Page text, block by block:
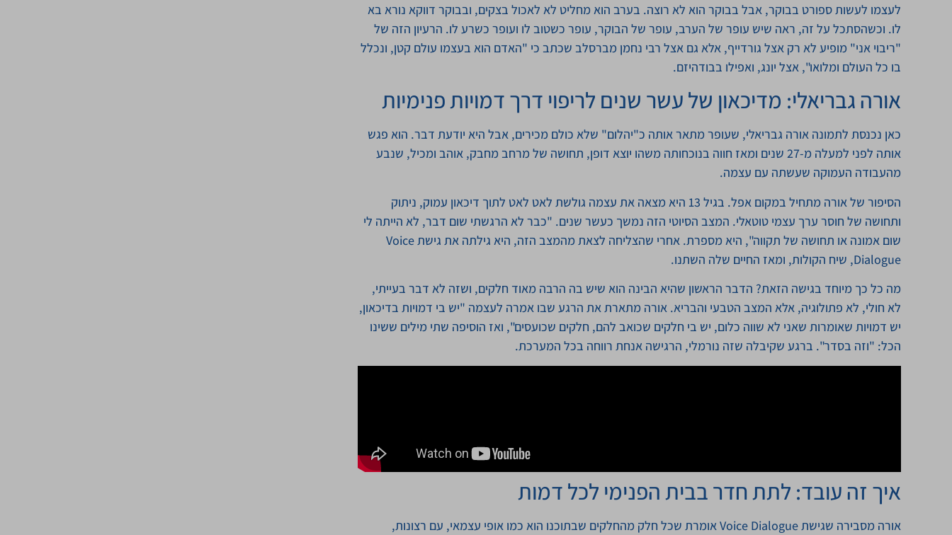
לעצמו לעשות ספורט בבוקר, אבל בבוקר הוא לא רוצה. בערב הוא מחליט לא לאכול בצקים, ובבוקר דווקא נורא בא
לו. וכשהסתכל על זה, ראה שיש עופר של הערב, עופר של הבוקר, עופר כשטוב לו ועופר כשרע לו. הרעיון הזה של
"ריבוי אני" מופיע לא רק אצל גורדייף, אלא גם אצל רבי נחמן מברסלב שכתב כי "האדם הוא בעצמו עולם קטן, ונכלל
בו כל העולם ומלואו", אצל יונג, ואפילו בבודהיזם.
אורה גבריאלי: מדיכאון של עשר שנים לריפוי דרך דמויות פנימיות
כאן נכנסת לתמונה אורה גבריאלי, שעופר מתאר אותה כ"יהלום" שלא כולם מכירים, אבל היא יודעת דבר. הוא פגש
אותה לפני למעלה מ-27 שנים ומאז חווה בנוכחותה משהו יוצא דופן, תחושה של מרחב מחבק, אוהב ומכיל, שנבע
מהעבודה העמוקה שעשתה עם עצמה.
הסיפור של אורה מתחיל במקום אפל. בגיל 13 היא מצאה את עצמה גולשת לאט לאט לתוך דיכאון עמוק, ניתוק
ותחושה של חוסר ערך עצמי טוטאלי. המצב הסיוטי הזה נמשך כעשר שנים. "כבר לא הרגשתי שום דבר, לא הייתה לי
שום אמונה או תחושה של תקווה", היא מספרת. אחרי שהצליחה לצאת מהמצב הזה, היא גילתה את גישת Voice
Dialogue, שיח הקולות, ומאז החיים שלה השתנו.
מה כל כך מיוחד בגישה הזאת? הדבר הראשון שהיא הבינה הוא שיש בה הרבה מאוד חלקים, ושזה לא דבר בעייתי,
לא חולי, לא פתולוגיה, אלא המצב הטבעי והבריא. אורה מתארת את הרגע שבו אמרה לעצמה "יש בי דמויות בדיכאון,
יש דמויות שאומרות שאני לא שווה כלום, יש בי חלקים שכואב להם, חלקים שכועסים", ואז הוסיפה שתי מילים ששינו
הכל: "וזה בסדר". ברגע שקיבלה שזה נורמלי, הרגישה אנחת רווחה בכל המערכת.
איך זה עובד: לתת חדר בבית הפנימי לכל דמות
אורה מסבירה שגישת Voice Dialogue אומרת שכל חלק מהחלקים שבתוכנו הוא כמו אופי עצמאי, עם רצונות,